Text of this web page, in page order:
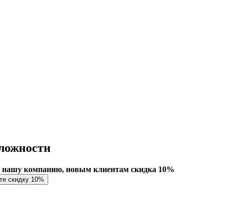
нашу компанию, новым клиентам скидка 10%
скидку 10%